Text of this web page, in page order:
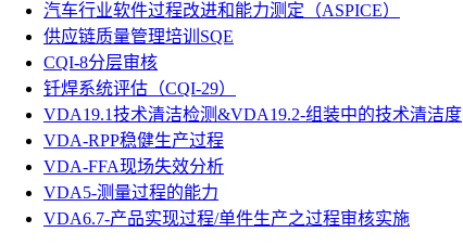
汽车行业软件过程改进和能力测定（ASPICE）
供应链质量管理培训SQE
CQI-8分层审核
钎焊系统评估（CQI-29）
VDA19.1技术清洁检测&VDA19.2-组装中的技术清洁度
VDA-RPP稳健生产过程
VDA-FFA现场失效分析
VDA5-测量过程的能力
VDA6.7-产品实现过程/单件生产之过程审核实施